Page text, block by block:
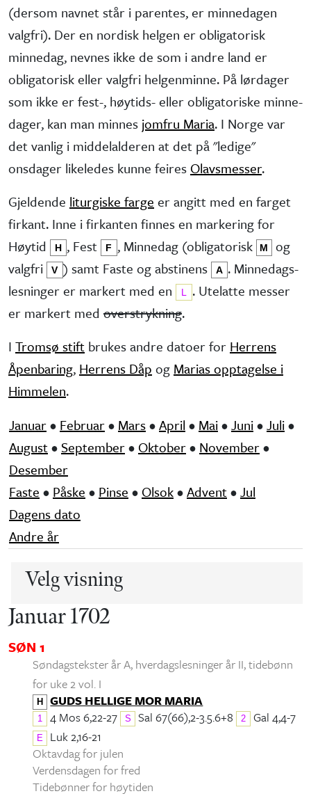
(dersom navnet står i parentes, er minne­dagen
valgfri). Der en nordisk helgen er obliga­torisk
minne­dag, nevnes ikke de som i andre land er
obliga­torisk eller valgfri helgen­minne. På lørdager
som ikke er fest-, høytids- eller obliga­toriske minne­
dager, kan man minnes jomfru Maria. I Norge var
det vanlig i middel­alderen at det på "ledige"
onsdager like­ledes kunne feires Olavsmesser.
Gjeldende liturgiske farge er angitt med en farget
firkant. Inne i firkanten finnes en markering for
Høytid
H , Fest F , Minne­dag (obliga­torisk M
og
valg­fri
V ) samt Faste og abstinens A . Minnedags­
lesninger er markert med en
L
. Utelatte messer
er markert med overstrykning.
I Tromsø stift brukes andre datoer for Herrens
Åpenbaring, Herrens Dåp og Marias opptagelse i
Himmelen.
Januar• Februar• Mars•April • Mai•Juni•Juli•
August• September• Oktober• November•
Desember
Faste • Påske • Pinse • Olsok•Advent•Jul
Dagens dato
Andre år
Velg visning
Januar 1702
SØN 1
Søndagstekster år A, hverdagslesninger år II, tidebønn
for uke 2 vol. I
H GUDS HELLIGE MOR MARIA
1 4 Mos 6,22-27 S Sal 67(66),2-3.5.6+8 2 Gal 4,4-7
E
Luk 2,16-21
Oktavdag for julen
Verdensdagen for fred
Tidebønner for høytiden